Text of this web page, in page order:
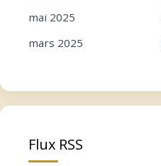
mai 2025
mars 2025
novembre 2024
juillet 2024
Flux RSS